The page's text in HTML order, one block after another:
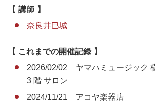
講師
奈良井巳城
これまでの開催記録
2026/02/02 ヤマハミュージック
3 階 サロン
2024/11/21 アコヤ楽器店